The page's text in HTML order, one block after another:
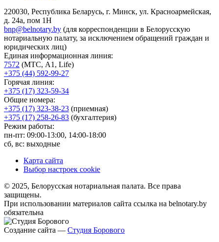
220030, Республика Беларусь, г. Минск, ул. Красноармейская,
д. 24а, пом 1Н
bnp@belnotary.by (для корреспонденции в Белорусскую
нотариальную палату, за исключением обращений граждан и
юридических лиц)
Единая информационная линия:
7572 (МТС, A1, Life)
+375 (44) 592-99-27
Горячая линия:
+375 (17) 323-59-34
Общие номера:
+375 (17) 323-38-23 (приемная)
+375 (17) 258-26-83 (бухгалтерия)
Режим работы:
пн-пт: 09:00-13:00, 14:00-18:00
сб, вс: выходные
Карта сайта
Выбор настроек cookie
© 2025, Белорусская нотариальная палата. Все права
защищены.
При использовании материалов сайта ссылка на belnotary.by
обязательна
Создание сайта — Студия Борового